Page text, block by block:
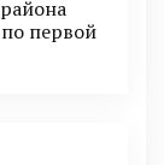
первой